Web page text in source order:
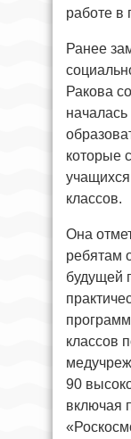
работе в
Ранее
Ракова
которые
классов.
Она
ребятам
будущей
классов
90
включая